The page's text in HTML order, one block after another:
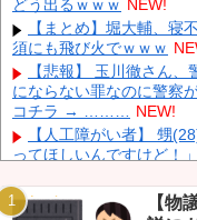
【速報】 中露の武装軍
られるぞ』 NEW!
【為替相場】 ドル円は
りが続行 NEW!
ヨーロッパが中国製メ
Powered by livedoor
どう出るｗｗｗ NEW!
【まとめ】堀大輔、
須にも飛び火でｗｗｗ
【悲報】 玉川徹さん
にならない罪なのに警察
コチラ → ……… NEW!
【人工障がい者】 甥
ってほしいんですけど！
【画像】 Netflix版『リ
【物